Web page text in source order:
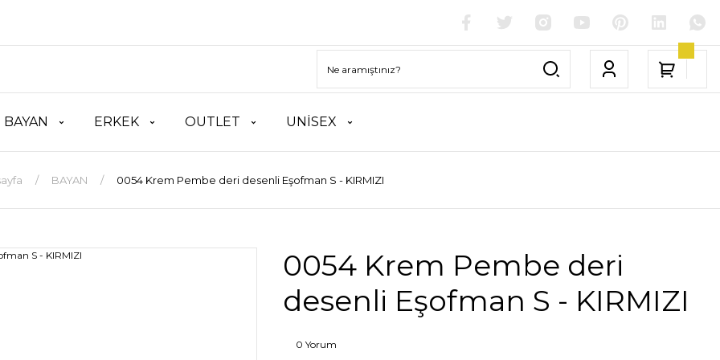
BAYAN ERKEK OUTLET UNİSEX
BAYAN 0054 Krem Pembe deri desenli Eşofman S - KIRMIZI
0054 Krem Pembe deri
desenli Eşofman S - KIRMIZI
0 Yorum